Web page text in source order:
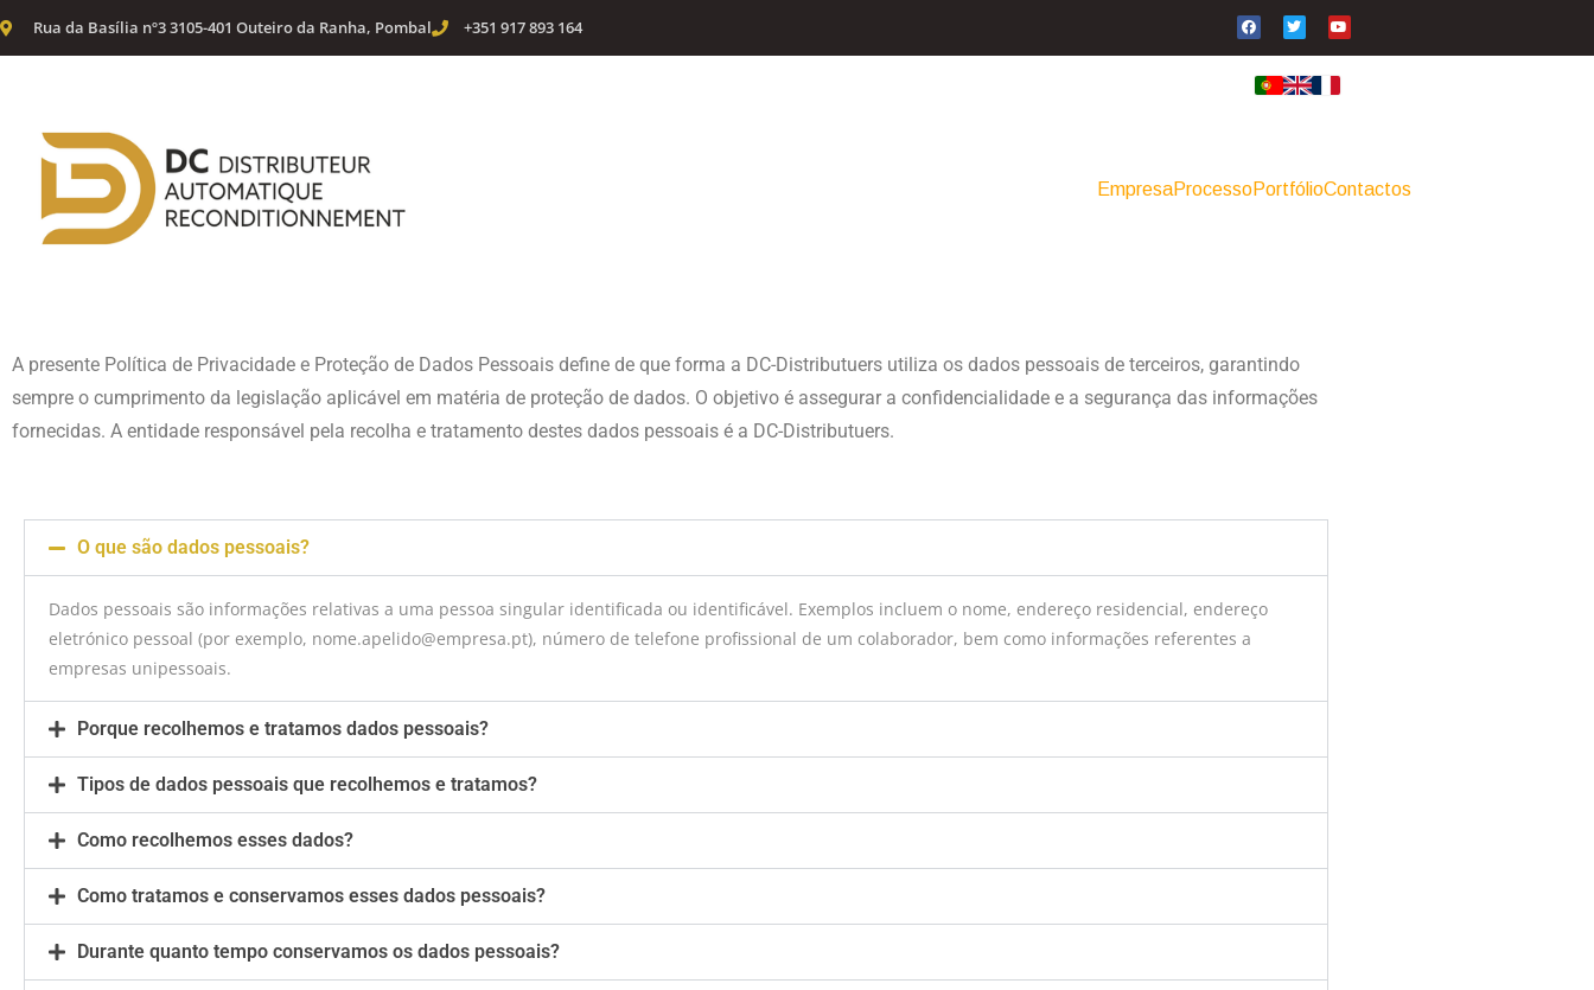
Rua da Basília nº3 3105-401 Outeiro da Ranha, Pombal +351 917 893 164
EmpresaProcessoPortfólioContactos
A presente Política de Privacidade e Proteção de Dados Pessoais define de que forma a DC-Distributuers utiliza os dados pessoais de terceiros, garantindo
sempre o cumprimento da legislação aplicável em matéria de proteção de dados. O objetivo é assegurar a confidencialidade e a segurança das informações
fornecidas. A entidade responsável pela recolha e tratamento destes dados pessoais é a DC-Distributuers.
O que são dados pessoais?
Dados pessoais são informações relativas a uma pessoa singular identificada ou identificável. Exemplos incluem o nome, endereço residencial, endereço
eletrónico pessoal (por exemplo, nome.apelido@empresa.pt), número de telefone profissional de um colaborador, bem como informações referentes a
empresas unipessoais.
Porque recolhemos e tratamos dados pessoais?
Tipos de dados pessoais que recolhemos e tratamos?
Como recolhemos esses dados?
Como tratamos e conservamos esses dados pessoais?
Durante quanto tempo conservamos os dados pessoais?